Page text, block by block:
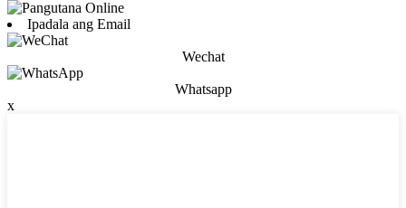
Ipadala ang Email
Wechat
Whatsapp
x